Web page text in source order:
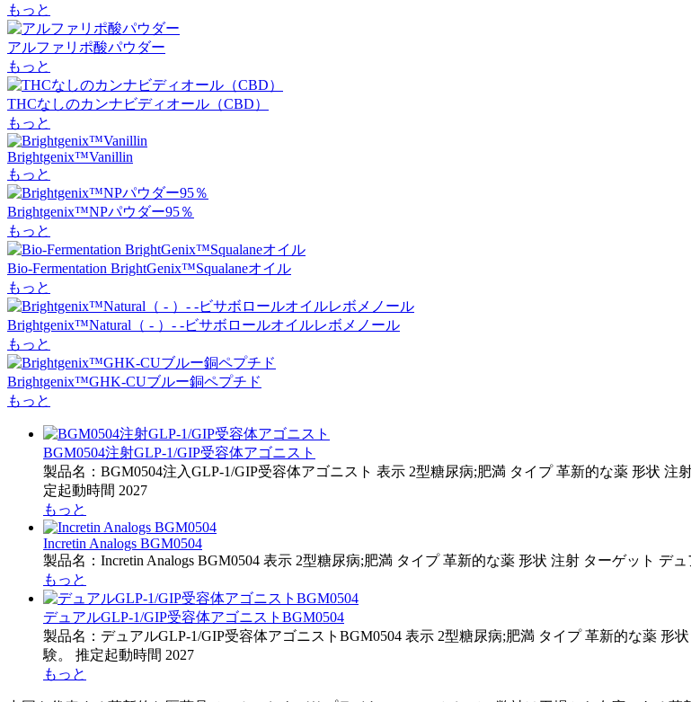
もっと
アルファリポ酸パウダー
もっと
THCなしのカンナビディオール（CBD）
もっと
Brightgenix™Vanillin
もっと
Brightgenix™NPパウダー95％
もっと
Bio-Fermentation BrightGenix™Squalaneオイル
もっと
Brightgenix™Natural（ - ）- -ビサボロールオイルレボメノール
もっと
Brightgenix™GHK-CUブルー銅ペプチド
もっと
BGM0504注射GLP-1/GIP受容体アゴニスト
製品名：BGM0504注入GLP-1/GIP受容体アゴニスト 表示 2型糖尿病;肥満 タイプ 革新的な薬 形状
定起動時間 2027
もっと
Incretin Analogs BGM0504
製品名：Incretin Analogs BGM0504 表示 2型糖尿病;肥満 タイプ 革新的な薬 形状 注射 ターゲット
もっと
デュアルGLP-1/GIP受容体アゴニストBGM0504
製品名：デュアルGLP-1/GIP受容体アゴニストBGM0504 表示 2型糖尿病;肥満 タイプ 革新的な薬
験。 推定起動時間 2027
もっと